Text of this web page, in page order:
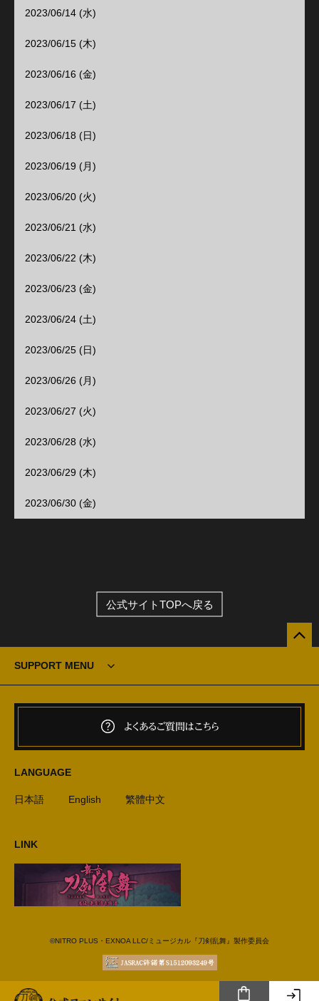
2023/06/14 (水)
2023/06/15 (木)
2023/06/16 (金)
2023/06/17 (土)
2023/06/18 (日)
2023/06/19 (月)
2023/06/20 (火)
2023/06/21 (水)
2023/06/22 (木)
2023/06/23 (金)
2023/06/24 (土)
2023/06/25 (日)
2023/06/26 (月)
2023/06/27 (火)
2023/06/28 (水)
2023/06/29 (木)
2023/06/30 (金)
公式サイトTOPへ戻る
SUPPORT MENU
よくあるご質問はこちら
LANGUAGE
日本語 English 繁體中文
LINK
©NITRO PLUS・EXNOA LLC/ミュージカル『刀剣乱舞』製作委員会